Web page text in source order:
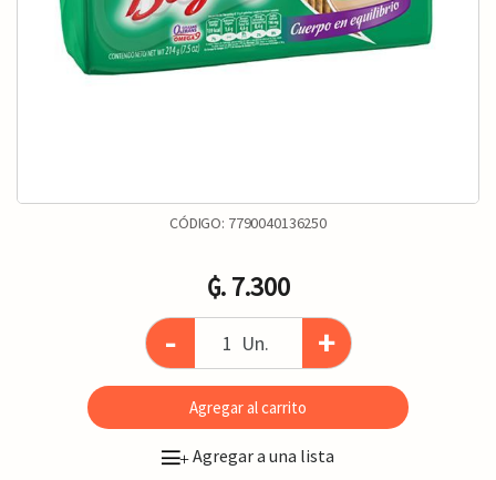
CÓDIGO: 7790040136250
₲. 7.300
- Un. +
Agregar al carrito
+Agregar a una lista